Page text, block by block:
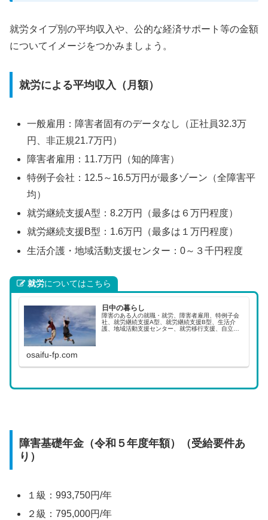
就労タイプ別の平均収入や、公的な経済サポート等の金額
についてイメージをつかみましょう。
就労による平均収入（月額）
一般雇用：障害者固有のデータなし（正社員32.3万
円、非正規21.7万円）
障害者雇用：11.7万円（知的障害）
特例子会社：12.5～16.5万円が最多ゾーン（全障害平
均）
就労継続支援A型：8.2万円（最多は６万円程度）
就労継続支援B型：1.6万円（最多は１万円程度）
生活介護・地域活動支援センター：0～３千円程度
就労についてはこちら
日中の暮らし
障害のある人の就職・就労、障害者雇用、特例子会
社、就労継続支援A型、就労継続支援B型、生活介
護、地域活動支援センター、就労移行支援、自立訓
osaifu-fp.com
障害基礎年金（令和５年度年額）（受給要件あ
り）
１級：993,750円/年
２級：795,000円/年